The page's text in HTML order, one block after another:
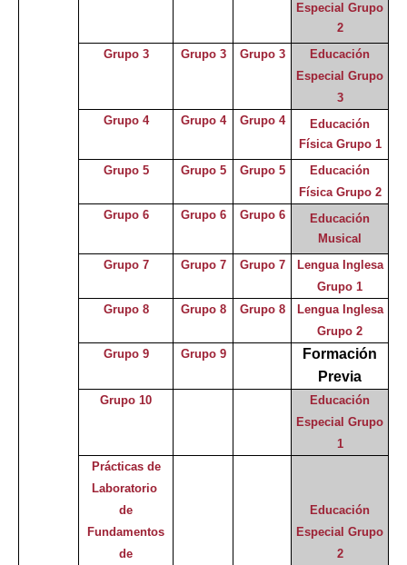
Especial Grupo
2
Grupo 3
Grupo 3 Grupo 3
Educación
Especial Grupo
3
Grupo 4
Grupo 4 Grupo 4
Educación
Física Grupo 1
Grupo 5
Grupo 5 Grupo 5
Educación
Física Grupo 2
Grupo 6
Grupo 6 Grupo 6
Educación
Musical
Grupo 7
Grupo 7 Grupo 7
Lengua Inglesa
Grupo 1
Grupo 8
Grupo 8 Grupo 8
Lengua Inglesa
Grupo 2
Grupo 9
Grupo 9
Formación
Previa
Grupo 10
Educación
Especial Grupo
1
Prácticas de
Laboratorio
de
Fundamentos
de
Educación
Especial Grupo
2